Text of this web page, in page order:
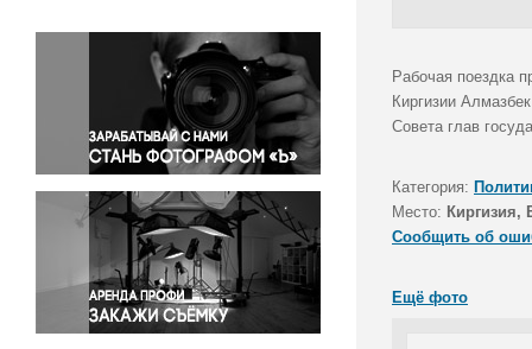
Окружающая среда
Политика
Правосудие
Происшествия и конфликты
Религия
Светская жизнь
Спорт
Экология
Экономика и бизнес
Рабочая поездка
Киргизии
Совета глав
Категория:
Место: Киргизия,
Сообщить об
Ещё фото